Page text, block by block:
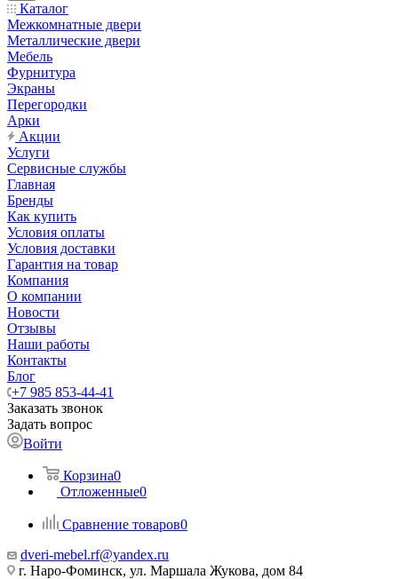
Каталог
Межкомнатные двери
Металлические двери
Мебель
Фурнитура
Экраны
Перегородки
Арки
Акции
Услуги
Сервисные службы
Главная
Бренды
Как купить
Условия оплаты
Условия доставки
Гарантия на товар
Компания
О компании
Новости
Отзывы
Наши работы
Контакты
Блог
+7 985 853-44-41
Заказать звонок
Задать вопрос
Войти
Корзина0
Отложенные0
Сравнение товаров0
dveri-mebel.rf@yandex.ru
г. Наро-Фоминск, ул. Маршала Жукова, дом 84